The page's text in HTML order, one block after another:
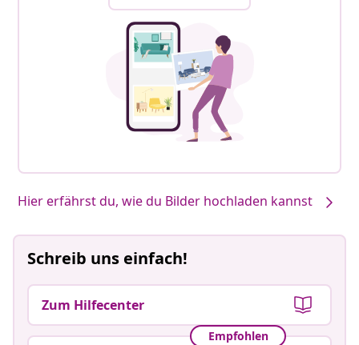
Hier erfährst du, wie du Bilder hochladen kannst
Schreib uns einfach!
Zum Hilfecenter
Empfohlen